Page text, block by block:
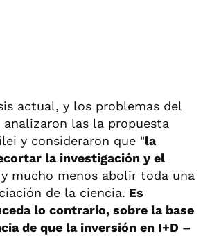
actual, y los problemas del
analizaron las la propuesta
y consideraron que "la
la investigación y el
y mucho menos abolir toda una
de la ciencia. Es
lo contrario, sobre la base
de que la inversión en I+D –